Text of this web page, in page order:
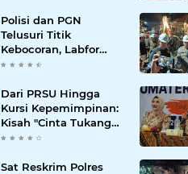
Polisi dan PGN
Telusuri Titik
Kebocoran, Labfor
Pastikan Ledakan
Akumulasi Gas
Dari PRSU Hingga
Kursi Kepemimpinan:
Kisah "Cinta Tukang
Parkir"
Sat Reskrim Polres